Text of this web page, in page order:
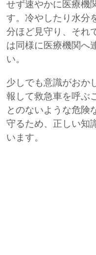
せず速やかに医療機
す。冷やしたり水分
分ほど見守り、それ
は同様に医療機関へ
い。
少しでも意識がおか
報して救急車を呼ぶ
とのないような危険
守るため、正しい知
います。